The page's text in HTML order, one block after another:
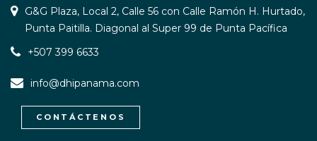
G&G Plaza, Local 2, Calle 56 con Calle Ramón H. Hurtado,
Punta Paitilla. Diagonal al Super 99 de Punta Pacífica
+507 399 6633
info@dhipanama.com
CONTÁCTENOS
WhatsApp / Let's Talk